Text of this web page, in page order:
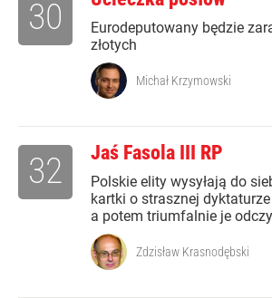
Eurodeputowany będzie
złotych
30
Michał Krzymowski
Jaś Fasola III RP
Polskie elity wysyłają do
kartki o strasznej
a potem triumfalnie je
32
Zdzisław Krasnodębski